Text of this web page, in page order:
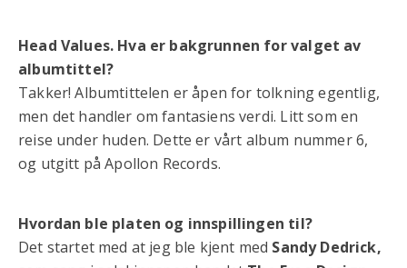
Head Values. Hva er bakgrunnen for valget av
albumtittel?
Takker! Albumtittelen er åpen for tolkning egentlig,
men det handler om fantasiens verdi. Litt som en
reise under huden. Dette er vårt album nummer 6,
og utgitt på Apollon Records.
Hvordan ble platen og innspillingen til?
Det startet med at jeg ble kjent med Sandy Dedrick,